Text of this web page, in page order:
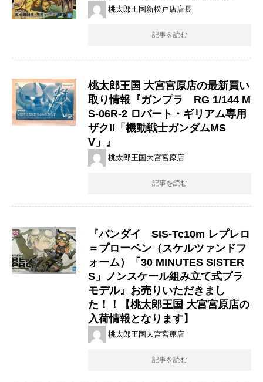
桃太郎王国新松戸店店長
記事を読む
桃太郎王国 大宮宮原店の最新買い
取り情報『ガンプラ RG 1/144 ​​M
S-06R-2 ​ロバート・ギリアム専用
ザクII「機動戦士ガンダムMS
V」』
桃太郎王国大宮宮原店
記事を読む
『バンダイ SIS-Tc10m レプレロ
＝プローペン（スケルツァンドフ
ォーム）「30 MINUTES SISTER
S」ノンスケール組み立て式プラ
モデル』お売りいただきまし
た！！【桃太郎王国 大宮宮原店の
入荷情報となります】
桃太郎王国大宮宮原店
記事を読む